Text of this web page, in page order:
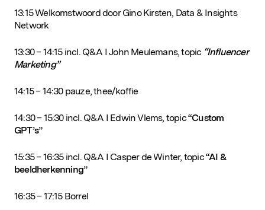
13:15 Welkomstwoord door Gino Kirsten, Data & Insights
Network
13:30 – 14:15 incl. Q&A I John Meulemans, topic “Influencer
Marketing”
14:15 – 14:30 pauze, thee/koffie
14:30 – 15:30 incl. Q&A I Edwin Vlems, topic“Custom
GPT’s”
15:35 – 16:35 incl. Q&A I Casper de Winter, topic“AI &
beeldherkenning”
16:35 – 17:15 Borrel